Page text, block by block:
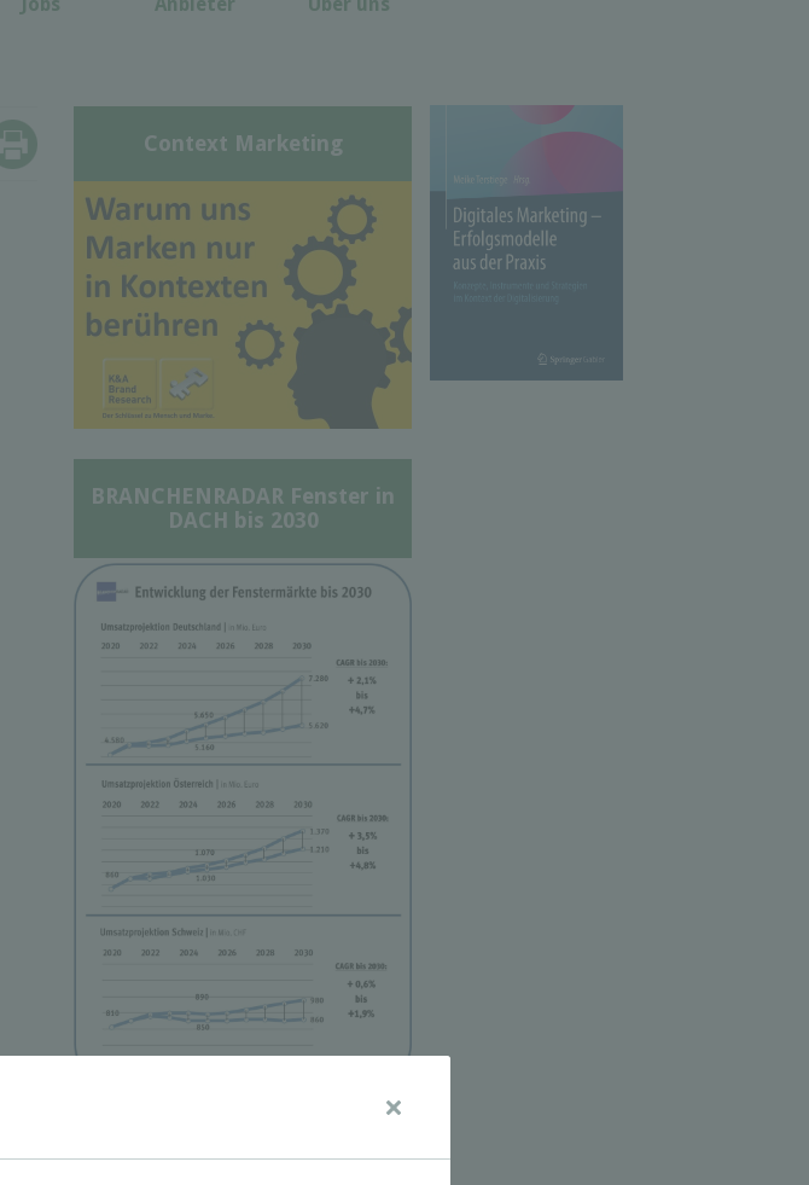
Context Marketing
BRANCHENRADAR Fenster in
DACH bis 2030
Corona-Studien